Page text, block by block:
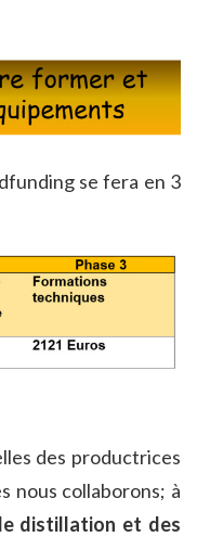
se fera en 3
des productrices
nous collaborons; à
distillation et des